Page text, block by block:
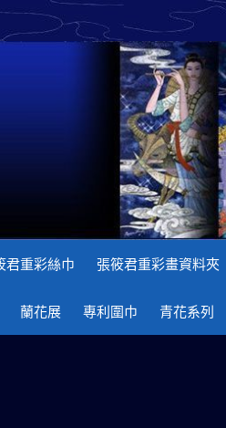
君重彩絲巾 張筱君重彩畫資料夾
蘭花展 專利圍巾 青花系列